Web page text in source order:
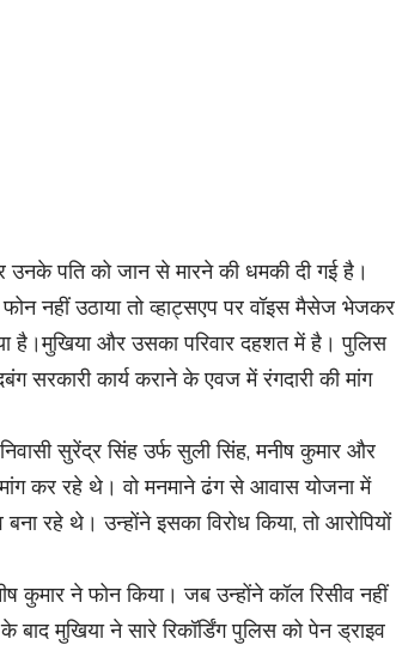
पति को जान से मारने की धमकी दी गई है।
नहीं उठाया तो व्हाट्सएप पर वॉइस मैसेज भेजकर
है।मुखिया और उसका परिवार दहशत में है। पुलिस
सरकारी कार्य कराने के एवज में रंगदारी की मांग
सुरेंद्र सिंह उर्फ सुली सिंह, मनीष कुमार और
कर रहे थे। वो मनमाने ढंग से आवास योजना में
रहे थे। उन्होंने इसका विरोध किया, तो आरोपियों
कुमार ने फोन किया। जब उन्होंने कॉल रिसीव नहीं
मुखिया ने सारे रिकॉर्डिंग पुलिस को पेन ड्राइव